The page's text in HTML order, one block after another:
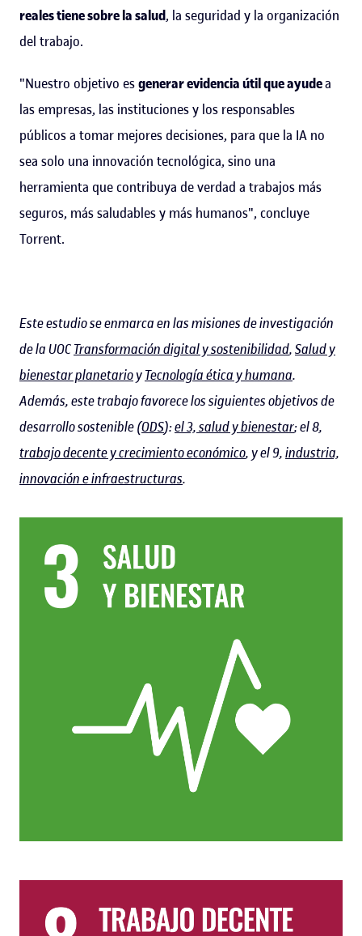
reales tiene sobre la salud, la seguridad y la organización
del trabajo.
"Nuestro objetivo esgenerar evidencia útil que ayudea
las empresas, las instituciones y los responsables
públicos a tomar mejores decisiones, para que la IA no
sea solo una innovación tecnológica, sino una
herramienta que contribuya de verdad a trabajos más
seguros, más saludables y más humanos", concluye
Torrent.
Este estudio se enmarca en las misiones de investigación
de la UOCTransformación digital y sostenibilidad,Salud y
bienestar planetarioyTecnología ética y humana.
Además, este trabajo favorece los siguientes objetivos de
desarrollo sostenible (ODS):el 3, salud y bienestar; el 8,
trabajo decente y crecimiento económico, y el 9,industria,
innovación e infraestructuras.